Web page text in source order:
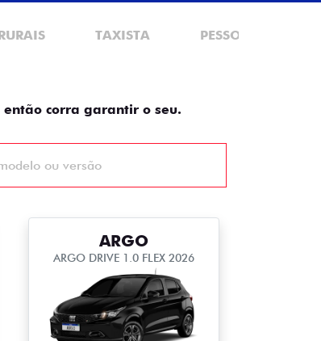
TAXISTA PESSOA FÍSICA
corra garantir o seu.
ARGO
ARGO DRIVE 1.0 FLEX 2026